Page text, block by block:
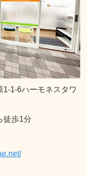
ハーモネスタワ
歩1分